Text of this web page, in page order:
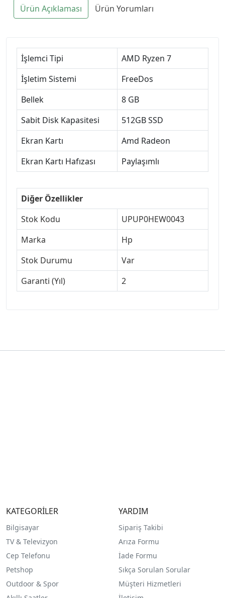
Ürün Açıklaması Ürün Yorumları
İşlemci Tipi
AMD Ryzen 7
İşletim Sistemi
FreeDos
Bellek
8 GB
Sabit Disk Kapasitesi
512GB SSD
Ekran Kartı
Amd Radeon
Ekran Kartı Hafızası
Paylaşımlı
Diğer Özellikler
Stok Kodu
UPUP0HEW0043
Marka
Hp
Stok Durumu
Var
Garanti (Yıl)
2
KATEGORİLER
Bilgisayar
TV & Televizyon
Cep Telefonu
Petshop
Outdoor & Spor
YARDIM
Sipariş Takibi
Arıza Formu
İade Formu
Sıkça Sorulan Sorular
Müşteri Hizmetleri